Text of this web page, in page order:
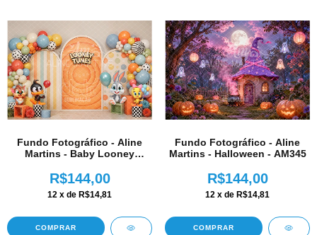
Fundo Fotográfico - Aline
Martins - Baby Looney
R$144,00
12 x de R$14,81
COMPRAR
Fundo Fotográfico - Aline
Martins - Halloween - AM345
R$144,00
12 x de R$14,81
COMPRAR